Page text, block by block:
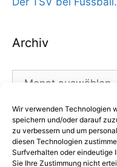
Wir verwenden Technologien
speichern und/oder darauf
zu verbessern und um
diesen Technologien
Surfverhalten oder eindeutige
Sie Ihre Zustimmung nicht
Archiv
Archiv
Kategorien
Kategorien